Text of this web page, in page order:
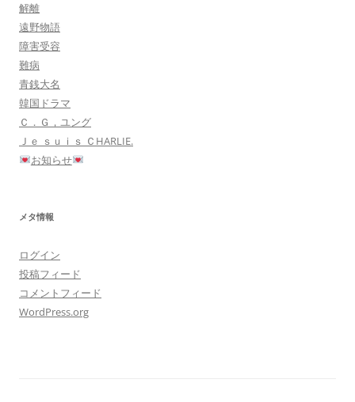
解離
遠野物語
障害受容
難病
青銭大名
韓国ドラマ
Ｃ．Ｇ，ユング
Ｊｅ ｓｕｉｓ ＣHARLIE.
お知らせ
メタ情報
ログイン
投稿フィード
コメントフィード
WordPress.org